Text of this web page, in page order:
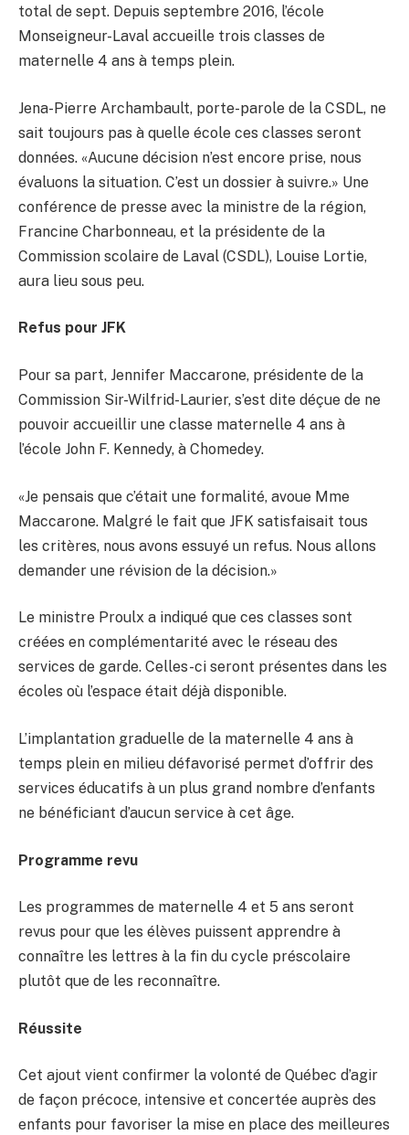
total de sept. Depuis septembre 2016, l’école
Monseigneur-Laval accueille trois classes de
maternelle 4 ans à temps plein.
Jena-Pierre Archambault, porte-parole de la CSDL, ne
sait toujours pas à quelle école ces classes seront
données. «Aucune décision n’est encore prise, nous
évaluons la situation. C’est un dossier à suivre.» Une
conférence de presse avec la ministre de la région,
Francine Charbonneau, et la présidente de la
Commission scolaire de Laval (CSDL), Louise Lortie,
aura lieu sous peu.
Refus pour JFK
Pour sa part, Jennifer Maccarone, présidente de la
Commission Sir-Wilfrid-Laurier, s’est dite déçue de ne
pouvoir accueillir une classe maternelle 4 ans à
l’école John F. Kennedy, à Chomedey.
«Je pensais que c’était une formalité, avoue Mme
Maccarone. Malgré le fait que JFK satisfaisait tous
les critères, nous avons essuyé un refus. Nous allons
demander une révision de la décision.»
Le ministre Proulx a indiqué que ces classes sont
créées en complémentarité avec le réseau des
services de garde. Celles-ci seront présentes dans les
écoles où l’espace était déjà disponible.
L’implantation graduelle de la maternelle 4 ans à
temps plein en milieu défavorisé permet d’offrir des
services éducatifs à un plus grand nombre d’enfants
ne bénéficiant d’aucun service à cet âge.
Programme revu
Les programmes de maternelle 4 et 5 ans seront
revus pour que les élèves puissent apprendre à
connaître les lettres à la fin du cycle préscolaire
plutôt que de les reconnaître.
Réussite
Cet ajout vient confirmer la volonté de Québec d’agir
de façon précoce, intensive et concertée auprès des
enfants pour favoriser la mise en place des meilleures